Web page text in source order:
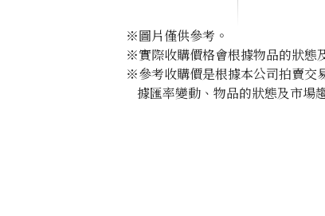
※圖片僅供參考。
※實際收購價格會根據物品的狀態
※參考收購價是根據本公司拍賣交
據匯率變動、物品的狀態及市場